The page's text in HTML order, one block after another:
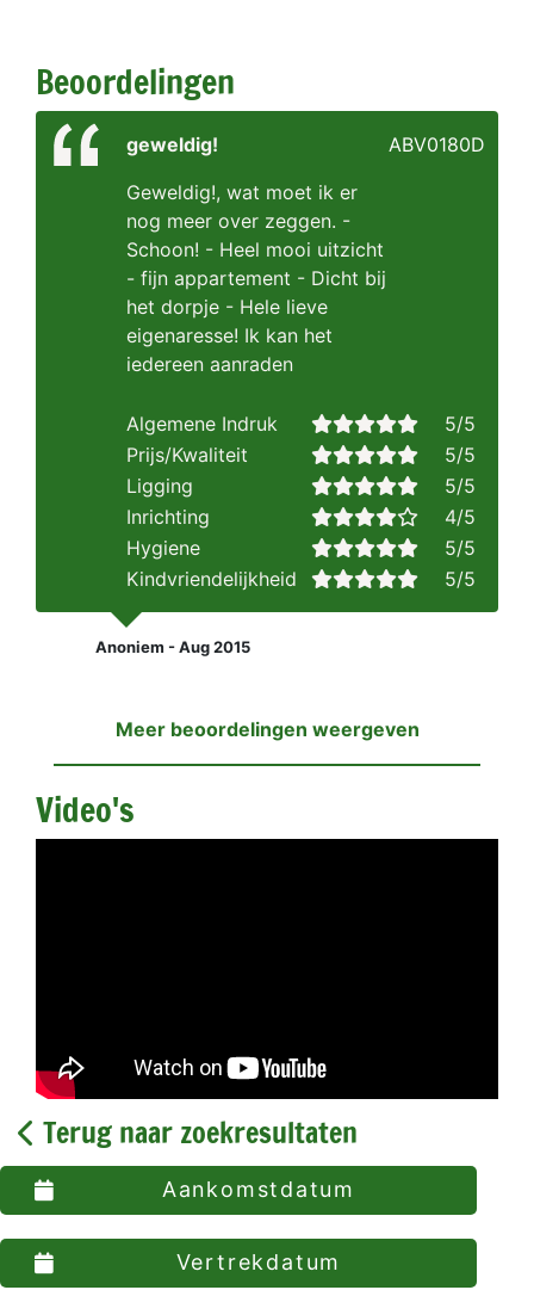
Beoordelingen
geweldig!
Geweldig!, wat moet ik er
nog meer over zeggen. -
Schoon! - Heel mooi uitzicht
- fijn appartement - Dicht bij
het dorpje - Hele lieve
eigenaresse! Ik kan het
iedereen aanraden
ABV0180D
Algemene Indruk
5/5
Prijs/Kwaliteit
5/5
Ligging
5/5
Inrichting
4/5
Hygiene
5/5
Kindvriendelijkheid
5/5
Anoniem - Aug 2015
Meer beoordelingen weergeven
Video's
Terug naar zoekresultaten
Aankomstdatum
Vertrekdatum